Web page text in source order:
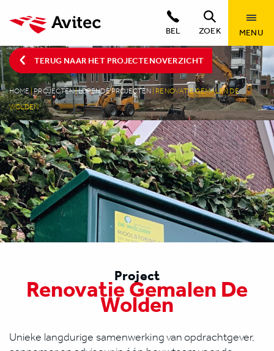
BEL ZOEK MENU
TERUG NAAR HET PROJECTENOVERZICHT
HOME|PROJECTEN|LOPENDE PROJECTEN RENOVATIE GEMALEN DE
WOLDEN
Project
Renovatie Gemalen De
Wolden
Unieke langdurige samenwerking van opdrachtgever,